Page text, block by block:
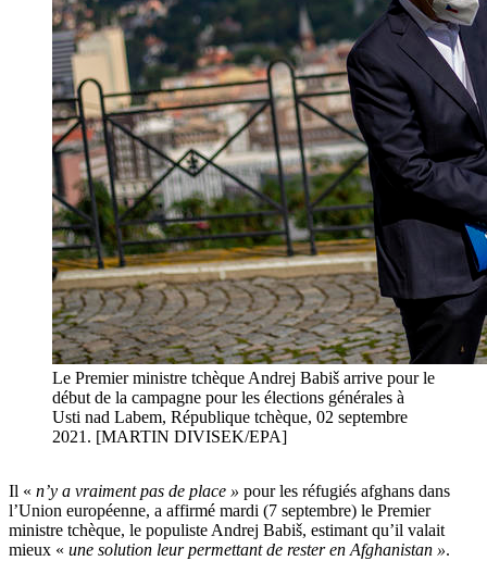
Le Premier ministre tchèque Andrej Babiš arrive pour le
début de la campagne pour les élections générales à
Usti nad Labem, République tchèque, 02 septembre
2021. [MARTIN DIVISEK/EPA]
Il « n’y a vraiment pas de place » pour les réfugiés afghans dans
l’Union européenne, a affirmé mardi (7 septembre) le Premier
ministre tchèque, le populiste Andrej Babiš, estimant qu’il valait
mieux « une solution leur permettant de rester en Afghanistan ».